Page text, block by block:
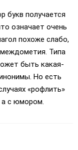
букв получается
означает очень
похоже слабо,
Типа
быть какая-
Но есть
«рофлить»
а с юмором.